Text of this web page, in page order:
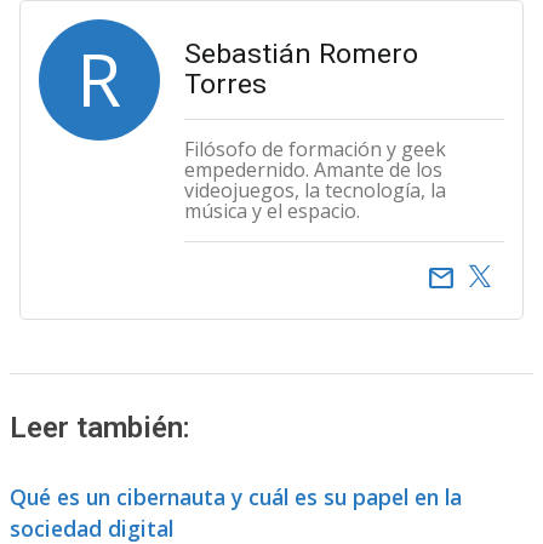
R
Sebastián Romero
Torres
Filósofo de formación y geek
empedernido. Amante de los
videojuegos, la tecnología, la
música y el espacio.
email
Leer también:
Qué es un cibernauta y cuál es su papel en la
sociedad digital